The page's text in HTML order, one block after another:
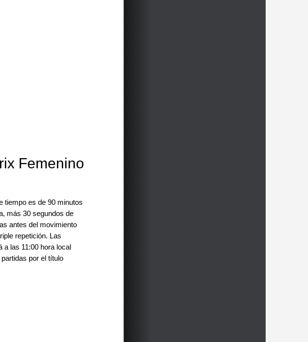
Femenino
tiempo es de 90 minutos
más 30 segundos de
antes del movimiento
repetición. Las
a las 11:00 hora local
por el título